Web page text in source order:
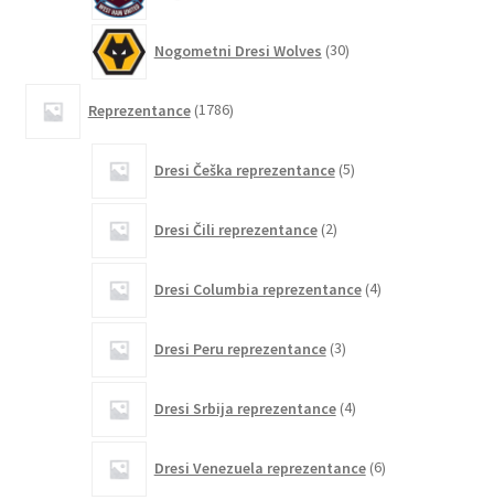
Nogometni Dresi Wolves 30izdelkov
Reprezentance 1786izdelkov
Dresi Češka reprezentance 5izdelkov
Dresi Čili reprezentance 2izdelka
Dresi Columbia reprezentance 4izdelki
Dresi Peru reprezentance 3izdelki
Dresi Srbija reprezentance 4izdelki
Dresi Venezuela reprezentance 6izdelkov